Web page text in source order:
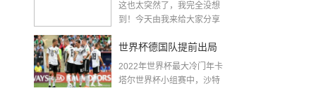
了吗〖中国女排3 0复仇
这也太突然了，我完全没想
到！今天由我来给大家分享
世界杯德国队提前出局
吗,2018年世界杯德国战
2022年世界杯最大冷门年卡
塔尔世界杯小组赛中，沙特